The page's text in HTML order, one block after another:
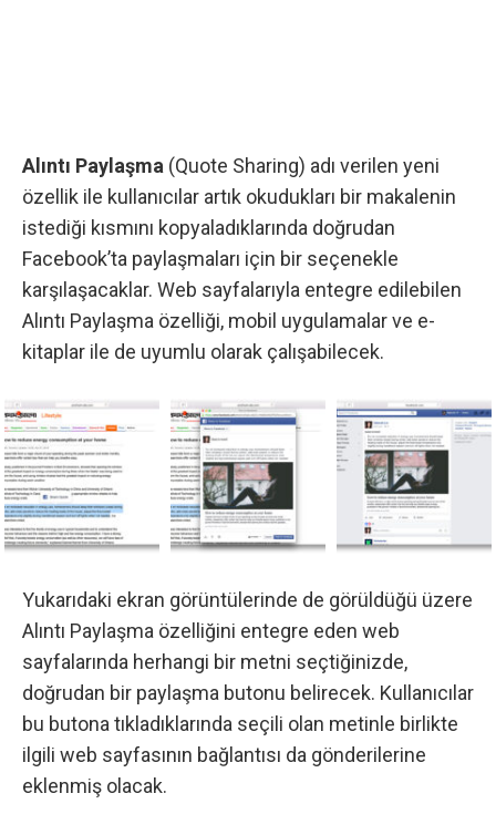
Alıntı Paylaşma (Quote Sharing) adı verilen yeni
özellik ile kullanıcılar artık okudukları bir makalenin
istediği kısmını kopyaladıklarında doğrudan
Facebook’ta paylaşmaları için bir seçenekle
karşılaşacaklar. Web sayfalarıyla entegre edilebilen
Alıntı Paylaşma özelliği, mobil uygulamalar ve e-
kitaplar ile de uyumlu olarak çalışabilecek.
Yukarıdaki ekran görüntülerinde de görüldüğü üzere
Alıntı Paylaşma özelliğini entegre eden web
sayfalarında herhangi bir metni seçtiğinizde,
doğrudan bir paylaşma butonu belirecek. Kullanıcılar
bu butona tıkladıklarında seçili olan metinle birlikte
ilgili web sayfasının bağlantısı da gönderilerine
eklenmiş olacak.